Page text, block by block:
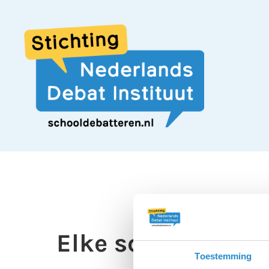
Toestemming
Elke school